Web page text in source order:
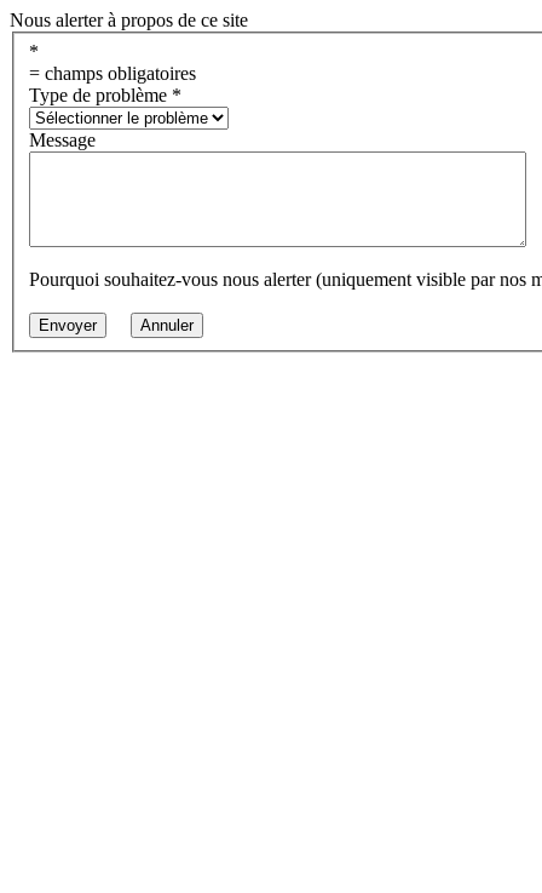
Nous alerter à propos de ce site
*
= champs obligatoires
Type de problème *
Message
Pourquoi souhaitez-vous nous alerter (uniquement visible par nos